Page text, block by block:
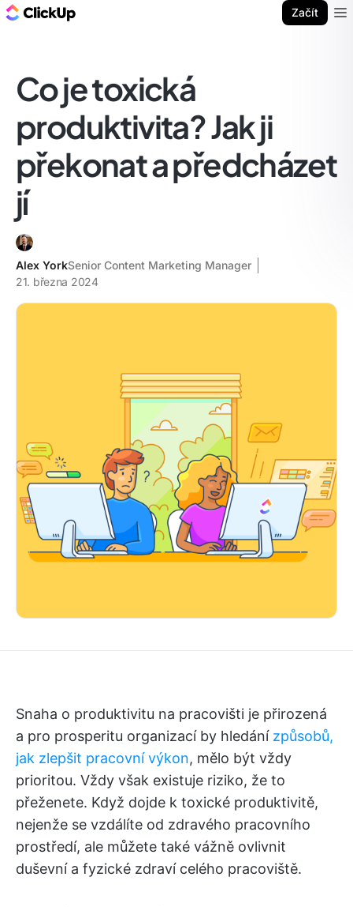
Začít
Co je toxická
produktivita? Jak ji
překonat a předcházet
jí
Alex YorkSenior Content Marketing Manager
21. března 2024
Snaha o produktivitu na pracovišti je přirozená
a pro prosperitu organizací by hledání způsobů,
jak zlepšit pracovní výkon, mělo být vždy
prioritou. Vždy však existuje riziko, že to
přeženete. Když dojde k toxické produktivitě,
nejenže se vzdálíte od zdravého pracovního
prostředí, ale můžete také vážně ovlivnit
duševní a fyzické zdraví celého pracoviště.